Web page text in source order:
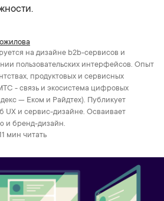
на дизайне b2b-сервисов и
пользовательских интерфейсов. Опыт
продуктовых и сервисных
- связь и экосистема цифровых
— Еком и Райдтех). Публикует
UX и сервис-дизайне. Осваивает
и бренд-дизайн.
мин читать